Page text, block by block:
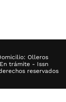
Olleros
trámite - Issn
reservados